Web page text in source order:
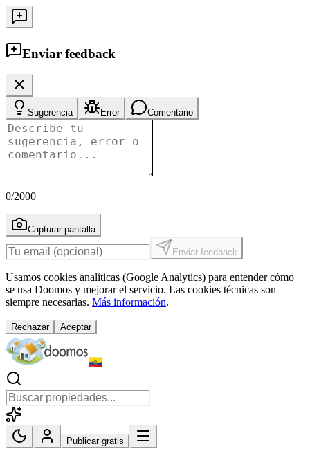
Enviar feedback
Sugerencia Error Comentario
0/2000
Capturar pantalla
Enviar feedback
Usamos cookies analíticas (Google Analytics) para entender cómo
se usa Doomos y mejorar el servicio. Las cookies técnicas son
siempre necesarias. Más información.
Rechazar Aceptar
Publicar gratis